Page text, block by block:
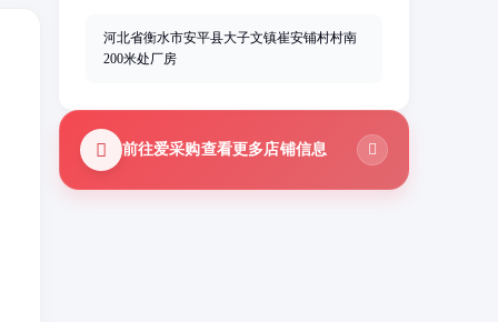
河北省衡水市安平县大子文镇崔安铺村村南
200米处厂房
前往爱采购查看更多店铺信息